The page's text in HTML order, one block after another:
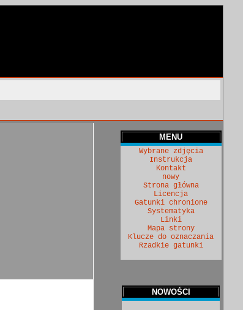
MENU
Wybrane zdjęcia
Instrukcja
Kontakt
nowy
Strona główna
Licencja
Gatunki chronione
Systematyka
Linki
Mapa strony
Klucze do oznaczania
Rzadkie gatunki
NOWOŚCI